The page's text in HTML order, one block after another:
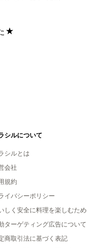
★
シルについて
シルとは
会社
規約
イバシーポリシー
しく安全に料理を楽しむため
ターゲティング広告について
商取引法に基づく表記